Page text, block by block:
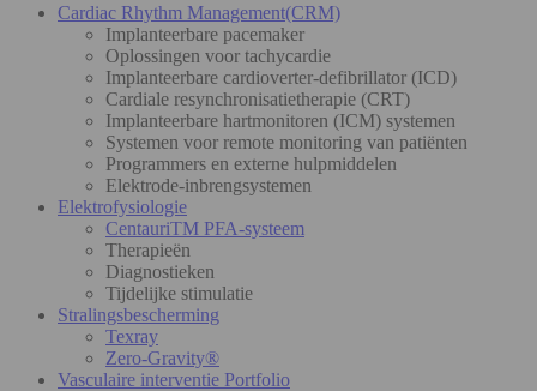
Cardiac Rhythm Management(CRM)
Implanteerbare pacemaker
Oplossingen voor tachycardie
Implanteerbare cardioverter-defibrillator (ICD)
Cardiale resynchronisatietherapie (CRT)
Implanteerbare hartmonitoren (ICM) systemen
Systemen voor remote monitoring van patiënten
Programmers en externe hulpmiddelen
Elektrode-inbrengsystemen
Elektrofysiologie
CentauriTM PFA-systeem
Therapieën
Diagnostieken
Tijdelijke stimulatie
Stralingsbescherming
Texray
Zero-Gravity®
Vasculaire interventie Portfolio